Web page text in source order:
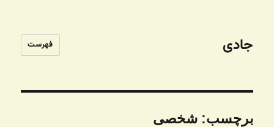
جادی فهرست
برچسب:شخصی